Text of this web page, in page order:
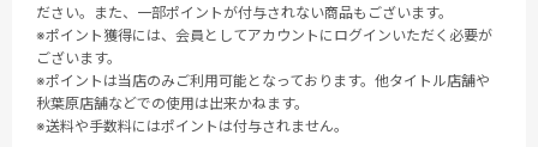
ださい。また、一部ポイントが付与されない商品もございます。
※ポイント獲得には、会員としてアカウントにログインいただく必要が
ございます。
※ポイントは当店のみご利用可能となっております。他タイトル店舗や
秋葉原店舗などでの使用は出来かねます。
※送料や手数料にはポイントは付与されません。